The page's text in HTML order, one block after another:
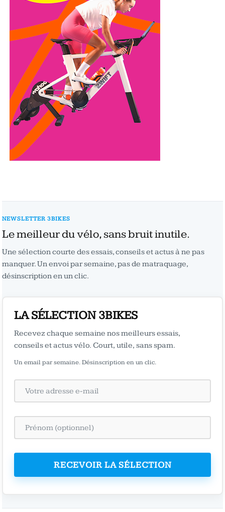
NEWSLETTER 3BIKES
Le meilleur du vélo, sans bruit inutile.
Une sélection courte des essais, conseils et actus à ne pas
manquer. Un envoi par semaine, pas de matraquage,
désinscription en un clic.
LA SÉLECTION 3BIKES
Recevez chaque semaine nos meilleurs essais,
conseils et actus vélo. Court, utile, sans spam.
Un email par semaine. Désinscription en un clic.
RECEVOIR LA SÉLECTION